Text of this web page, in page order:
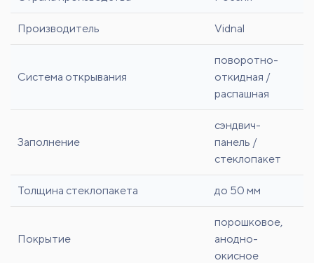
Производитель Vidnal
Система открывания
поворотно-
откидная /
распашная
Заполнение
сэндвич-
панель /
стеклопакет
Толщина стеклопакета до 50 мм
Покрытие
порошковое,
анодно-
окисное